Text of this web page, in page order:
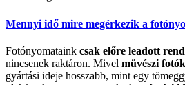
Mennyi idő mire megérkezik a
Fotónyomataink csak előre leadott
nincsenek raktáron. Mivel művészi
gyártási ideje hosszabb, mint egy